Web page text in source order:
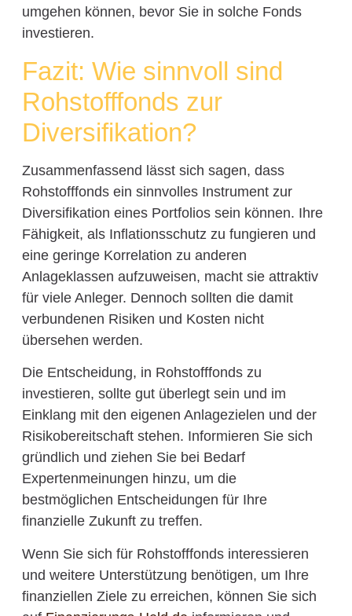
umgehen können, bevor Sie in solche Fonds
investieren.
Fazit: Wie sinnvoll sind
Rohstofffonds zur
Diversifikation?
Zusammenfassend lässt sich sagen, dass
Rohstofffonds ein sinnvolles Instrument zur
Diversifikation eines Portfolios sein können. Ihre
Fähigkeit, als Inflationsschutz zu fungieren und
eine geringe Korrelation zu anderen
Anlageklassen aufzuweisen, macht sie attraktiv
für viele Anleger. Dennoch sollten die damit
verbundenen Risiken und Kosten nicht
übersehen werden.
Die Entscheidung, in Rohstofffonds zu
investieren, sollte gut überlegt sein und im
Einklang mit den eigenen Anlagezielen und der
Risikobereitschaft stehen. Informieren Sie sich
gründlich und ziehen Sie bei Bedarf
Expertenmeinungen hinzu, um die
bestmöglichen Entscheidungen für Ihre
finanzielle Zukunft zu treffen.
Wenn Sie sich für Rohstofffonds interessieren
und weitere Unterstützung benötigen, um Ihre
finanziellen Ziele zu erreichen, können Sie sich